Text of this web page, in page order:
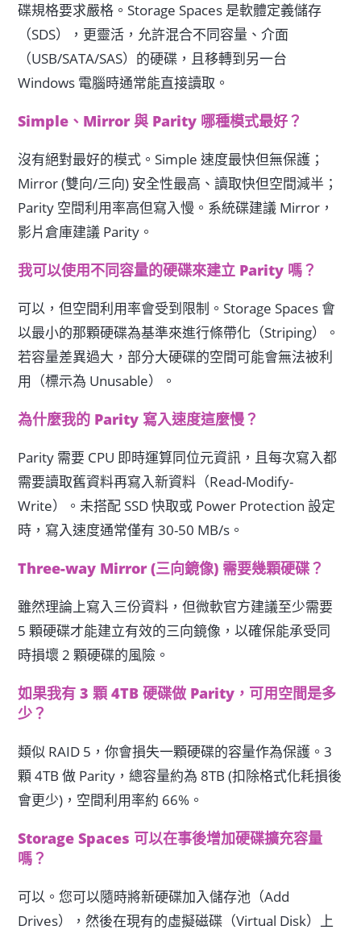
碟規格要求嚴格。Storage Spaces 是軟體定義儲存
（SDS），更靈活，允許混合不同容量、介面
（USB/SATA/SAS）的硬碟，且移轉到另一台
Windows 電腦時通常能直接讀取。
Simple、Mirror 與 Parity 哪種模式最好？
沒有絕對最好的模式。Simple 速度最快但無保護；
Mirror (雙向/三向) 安全性最高、讀取快但空間減半；
Parity 空間利用率高但寫入慢。系統碟建議 Mirror，
影片倉庫建議 Parity。
我可以使用不同容量的硬碟來建立 Parity 嗎？
可以，但空間利用率會受到限制。Storage Spaces 會
以最小的那顆硬碟為基準來進行條帶化（Striping）。
若容量差異過大，部分大硬碟的空間可能會無法被利
用（標示為 Unusable）。
為什麼我的 Parity 寫入速度這麼慢？
Parity 需要 CPU 即時運算同位元資訊，且每次寫入都
需要讀取舊資料再寫入新資料（Read-Modify-
Write）。未搭配 SSD 快取或 Power Protection 設定
時，寫入速度通常僅有 30-50 MB/s。
Three-way Mirror (三向鏡像) 需要幾顆硬碟？
雖然理論上寫入三份資料，但微軟官方建議至少需要
5 顆硬碟才能建立有效的三向鏡像，以確保能承受同
時損壞 2 顆硬碟的風險。
如果我有 3 顆 4TB 硬碟做 Parity，可用空間是多
少？
類似 RAID 5，你會損失一顆硬碟的容量作為保護。3
顆 4TB 做 Parity，總容量約為 8TB (扣除格式化耗損後
會更少)，空間利用率約 66%。
Storage Spaces 可以在事後增加硬碟擴充容量
嗎？
可以。您可以隨時將新硬碟加入儲存池（Add
Drives），然後在現有的虛擬磁碟（Virtual Disk）上